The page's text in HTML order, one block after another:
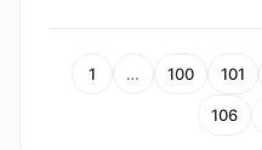
1 … 100 101
106